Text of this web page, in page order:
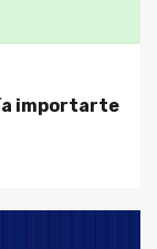
importarte